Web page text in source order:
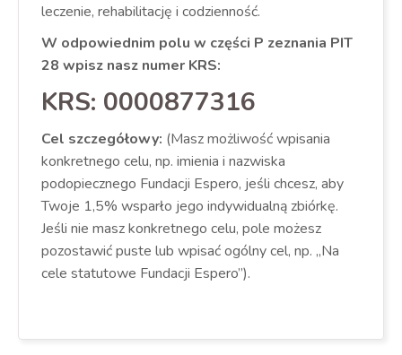
leczenie, rehabilitację i codzienność.
W odpowiednim polu w części P zeznania PIT
28 wpisz nasz numer KRS:
KRS: 0000877316
Cel szczegółowy: (Masz możliwość wpisania
konkretnego celu, np. imienia i nazwiska
podopiecznego Fundacji Espero, jeśli chcesz, aby
Twoje 1,5% wsparło jego indywidualną zbiórkę.
Jeśli nie masz konkretnego celu, pole możesz
pozostawić puste lub wpisać ogólny cel, np. „Na
cele statutowe Fundacji Espero”).